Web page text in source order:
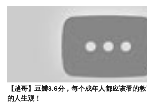
【越哥】豆瓣8.6分，每个成年人都应该看的
的人生观！